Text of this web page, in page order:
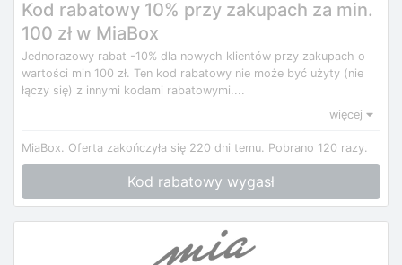
Kod rabatowy 10% przy zakupach za min.
100 zł w MiaBox
Jednorazowy rabat -10% dla nowych klientów przy zakupach o
wartości min 100 zł. Ten kod rabatowy nie może być użyty (nie
łączy się) z innymi kodami rabatowymi....
więcej
MiaBox. Oferta zakończyła się 220 dni temu. Pobrano 120 razy.
Kod rabatowy wygasł